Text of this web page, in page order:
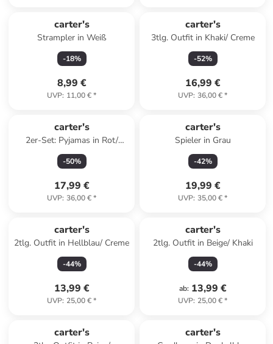
carter's
Strampler in Weiß
-18%
8,99 €
UVP: 11,00 €*
carter's
3tlg. Outfit in Khaki/ Creme
-52%
16,99 €
UVP: 36,00 €*
carter's
2er-Set: Pyjamas in Rot/
Creme
-50%
17,99 €
UVP: 36,00 €*
carter's
Spieler in Grau
-42%
19,99 €
UVP: 35,00 €*
carter's
2tlg. Outfit in Hellblau/ Creme
-44%
13,99 €
UVP: 25,00 €*
carter's
2tlg. Outfit in Beige/ Khaki
-44%
ab: 13,99 €
UVP: 25,00 €*
carter's carter's